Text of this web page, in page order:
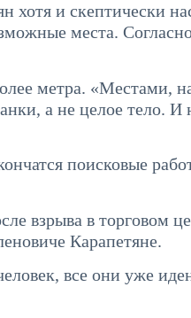
и скептически
места.
метра. «Местами,
а не целое тело. И
поисковые
взрыва в торговом
Карапетяне.
все они уже